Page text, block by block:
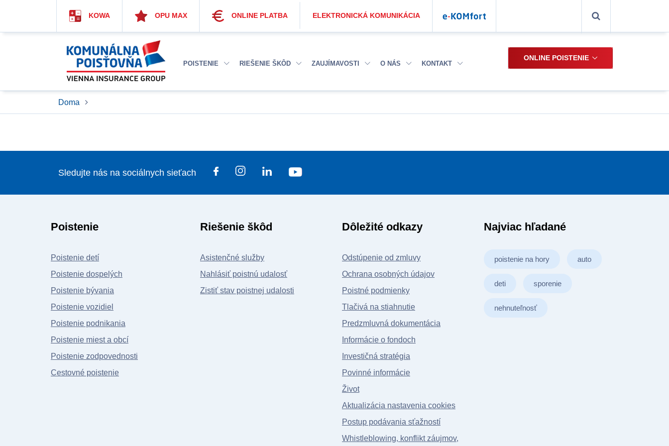
KOWA OPU MAX ONLINE PLATBA ELEKTRONICKÁ KOMUNIKÁCIA
POISTENIE RIEŠENIE ŠKÔD ZAUJÍMAVOSTI O NÁS KONTAKT
ONLINE POISTENIE
Doma
Sledujte nás na sociálnych sieťach
Poistenie
Poistenie detí
Poistenie dospelých
Poistenie bývania
Poistenie vozidiel
Poistenie podnikania
Poistenie miest a obcí
Poistenie zodpovednosti
Cestovné poistenie
Riešenie škôd
Asistenčné služby
Nahlásiť poistnú udalosť
Zistiť stav poistnej udalosti
Dôležité odkazy
Odstúpenie od zmluvy
Ochrana osobných údajov
Poistné podmienky
Tlačivá na stiahnutie
Predzmluvná dokumentácia
Informácie o fondoch
Investičná stratégia
Povinné informácie
Život
Aktualizácia nastavenia cookies
Postup podávania sťažností
Whistleblowing, konflikt záujmov,
Najviac hľadané
poistenie na hory auto
deti sporenie
nehnuteľnosť